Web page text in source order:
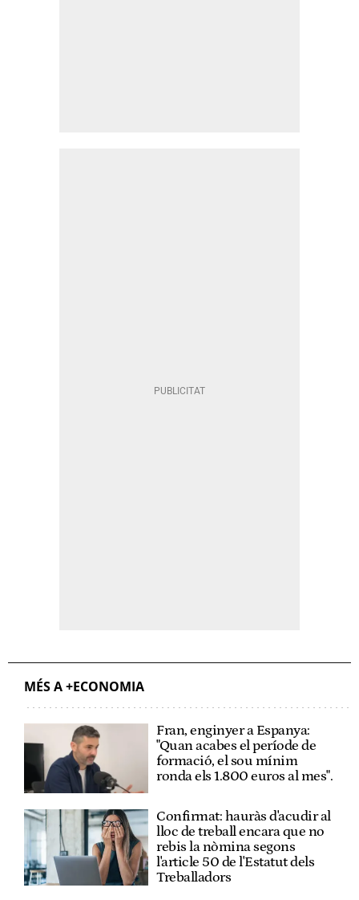
MÉS A +ECONOMIA
Fran, enginyer a Espanya:
"Quan acabes el període de
formació, el sou mínim
ronda els 1.800 euros al mes".
Confirmat: hauràs d'acudir al
lloc de treball encara que no
rebis la nòmina segons
l'article 50 de l'Estatut dels
Treballadors